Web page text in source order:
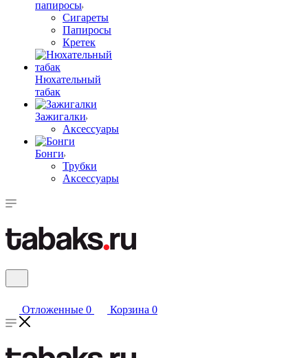
папиросы
Сигареты
Папиросы
Кретек
Нюхательный
табак
Зажигалки
Аксессуары
Бонги
Трубки
Аксессуары
Отложенные 0 Корзина 0